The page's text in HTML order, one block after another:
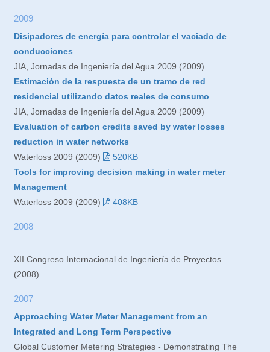
2009
Disipadores de energía para controlar el vaciado de
conducciones
JIA, Jornadas de Ingeniería del Agua 2009 (2009)
Estimación de la respuesta de un tramo de red
residencial utilizando datos reales de consumo
JIA, Jornadas de Ingeniería del Agua 2009 (2009)
Evaluation of carbon credits saved by water losses
reduction in water networks
Waterloss 2009 (2009)
520KB
Tools for improving decision making in water meter
Management
Waterloss 2009 (2009)
408KB
2008
XII Congreso Internacional de Ingeniería de Proyectos
(2008)
2007
Approaching Water Meter Management from an
Integrated and Long Term Perspective
Global Customer Metering Strategies - Demonstrating The